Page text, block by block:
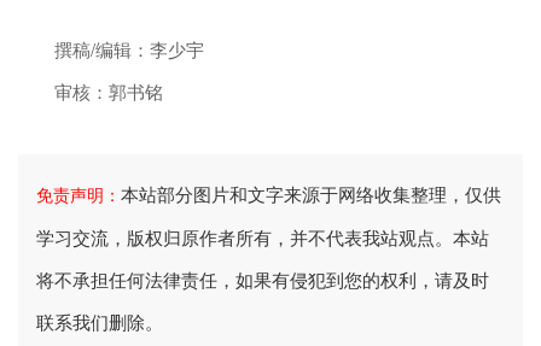
撰稿/编辑：李少宇
审核：郭书铭
免责声明： 本站部分图片和文字来源于网络收集整理，仅供
学习交流，版权归原作者所有，并不代表我站观点。本站
将不承担任何法律责任，如果有侵犯到您的权利，请及时
联系我们删除。